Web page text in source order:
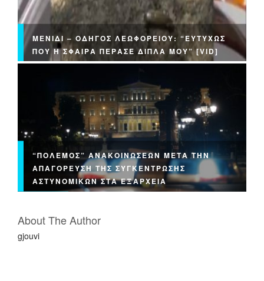
ΜΕΝΊΔΙ – ΟΔΗΓΌΣ ΛΕΩΦΟΡΕΊΟΥ: “ΕΥΤΥΧΏΣ
ΠΟΥ Η ΣΦΑΊΡΑ ΠΈΡΑΣΕ ΔΊΠΛΑ ΜΟΥ” [VID]
“ΠΌΛΕΜΟΣ” ΑΝΑΚΟΙΝΏΣΕΩΝ ΜΕΤΆ ΤΗΝ
ΑΠΑΓΌΡΕΥΣΗ ΤΗΣ ΣΥΓΚΈΝΤΡΩΣΗΣ
ΑΣΤΥΝΟΜΙΚΏΝ ΣΤΑ ΕΞΆΡΧΕΙΑ
About The Author
gjouvi